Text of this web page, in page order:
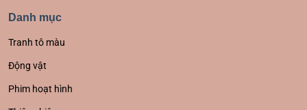
Danh mục
Tranh tô màu
Động vật
Phim hoạt hình